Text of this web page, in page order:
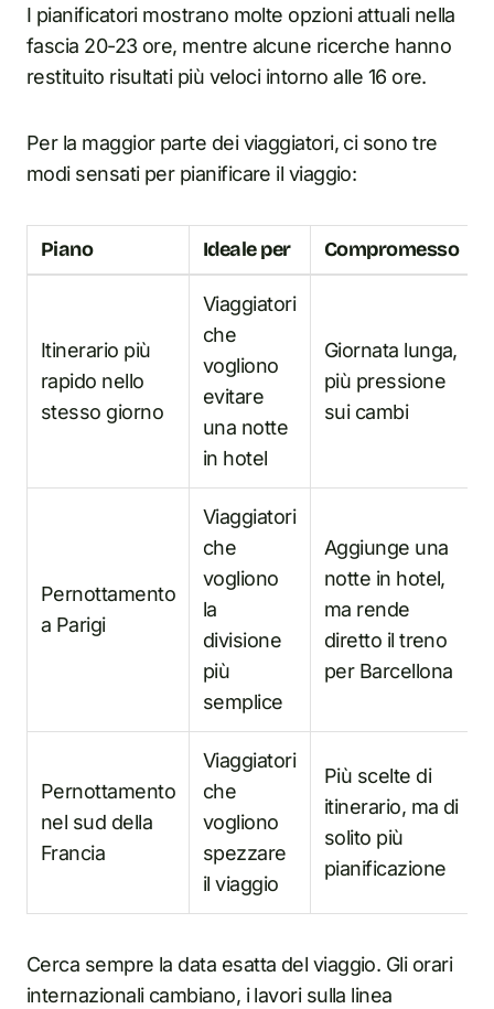
I pianificatori mostrano molte opzioni attuali nella
fascia 20-23 ore, mentre alcune ricerche hanno
restituito risultati più veloci intorno alle 16 ore.
Per la maggior parte dei viaggiatori, ci sono tre
modi sensati per pianificare il viaggio:
Piano Ideale per Compromesso
Itinerario più
rapido nello
stesso giorno
Viaggiatori
che
vogliono
evitare
una notte
in hotel
Giornata lunga,
più pressione
sui cambi
Pernottamento
a Parigi
Viaggiatori
che
vogliono
la
divisione
più
semplice
Aggiunge una
notte in hotel,
ma rende
diretto il treno
per Barcellona
Pernottamento
nel sud della
Francia
Viaggiatori
che
vogliono
spezzare
il viaggio
Più scelte di
itinerario, ma di
solito più
pianificazione
Cerca sempre la data esatta del viaggio. Gli orari
internazionali cambiano, i lavori sulla linea